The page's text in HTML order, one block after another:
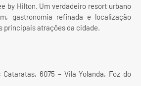
by Hilton. Um verdadeiro resort urbano
gastronomia refinada e localização
principais atrações da cidade.
6075 – Vila Yolanda, Foz do